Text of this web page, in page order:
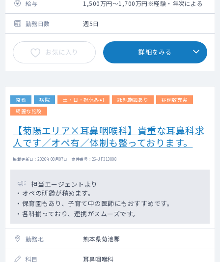
〇年間オペ数250～300件程度（整形外科がほ
とんど）
〇救急件数は年間300台程度です。
給与 1,500万円～1,700万円※経験・年次による
勤務日数 週5日
お気に入り 詳細をみる
常勤 病院 土・日・祝休み可 託児施設あり
症例数充実
綺麗な施設
【菊陽エリア×耳鼻咽喉科】貴重な耳鼻科求
人です／オペ有／体制も整っております。
掲載更新日 : 2026年08月07日 案件番号 : 26-JF313008
担当エージェントより
・オペの研鑽が積めます。
・保育園もあり、子育て中の医師にもおすすめです。
・各科揃っており、連携がスムーズです。
勤務地 熊本県菊池郡
科目 耳鼻咽喉科